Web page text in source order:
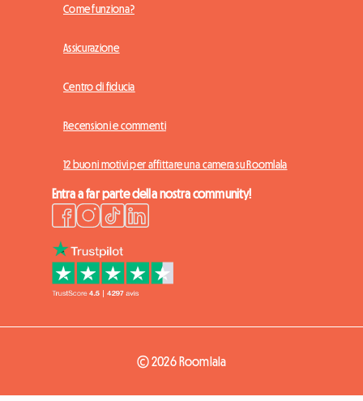
Come funziona?
Assicurazione
Centro di fiducia
Recensioni e commenti
12 buoni motivi per affittare una camera su Roomlala
Entra a far parte della nostra community!
© 2026 Roomlala